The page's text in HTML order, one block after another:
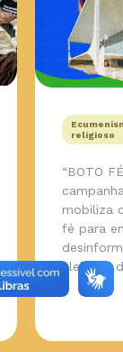
religioso
“BOTO
mobiliza
fé para
eleições